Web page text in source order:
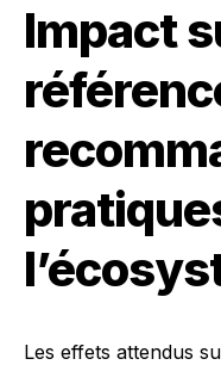
Impact
Les effets attendus